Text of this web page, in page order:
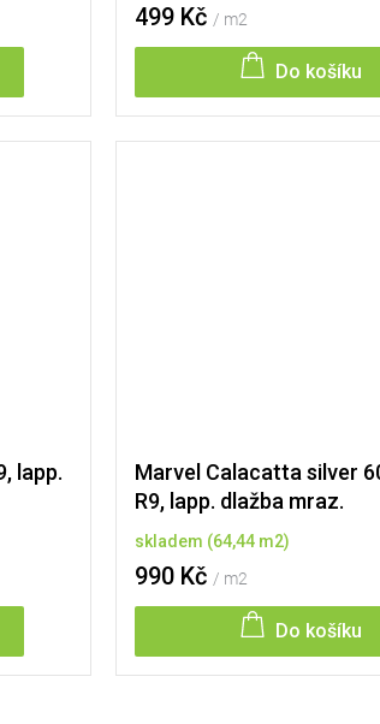
499 Kč / m2
Do košíku
lapp.
Marvel Calacatta silver
R9, lapp. dlažba mraz.
skladem (64,44 m2)
990 Kč / m2
Do košíku